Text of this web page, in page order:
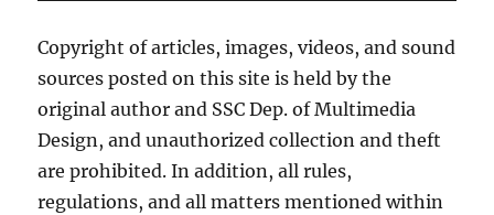
Copyright of articles, images, videos, and sound
sources posted on this site is held by the
original author and SSC Dep. of Multimedia
Design, and unauthorized collection and theft
are prohibited. In addition, all rules,
regulations, and all matters mentioned within